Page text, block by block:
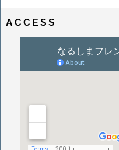
ゲACCESS